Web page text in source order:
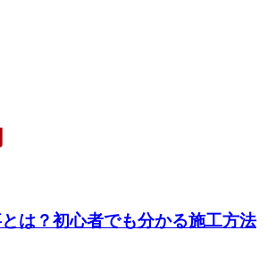
は？初心者でも分かる施工方法